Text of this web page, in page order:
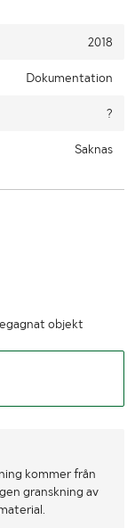
via email when2018
Dokumentation
?
Saknas
objekt
kommer från
granskning av